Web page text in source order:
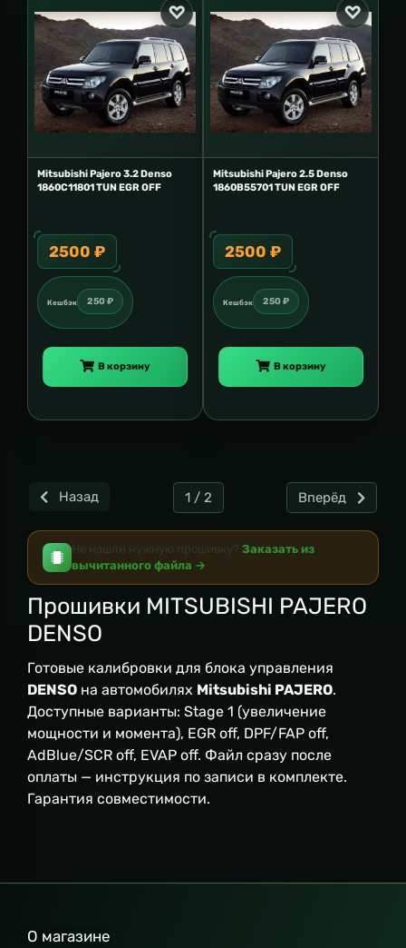
Mitsubishi Pajero 3.2 Denso
1860C11801 TUN EGR OFF
2500 ₽
Кешбэк 250 ₽
В корзину
Mitsubishi Pajero 2.5 Denso
1860B55701 TUN EGR OFF
2500 ₽
Кешбэк 250 ₽
В корзину
Назад 1 / 2 Вперёд
Не нашли нужную прошивку? Заказать из
вычитанного файла →
Прошивки MITSUBISHI PAJERO
DENSO
Готовые калибровки для блока управления
DENSO на автомобилях Mitsubishi PAJERO.
Доступные варианты: Stage 1 (увеличение
мощности и момента), EGR off, DPF/FAP off,
AdBlue/SCR off, EVAP off. Файл сразу после
оплаты — инструкция по записи в комплекте.
Гарантия совместимости.
О магазине